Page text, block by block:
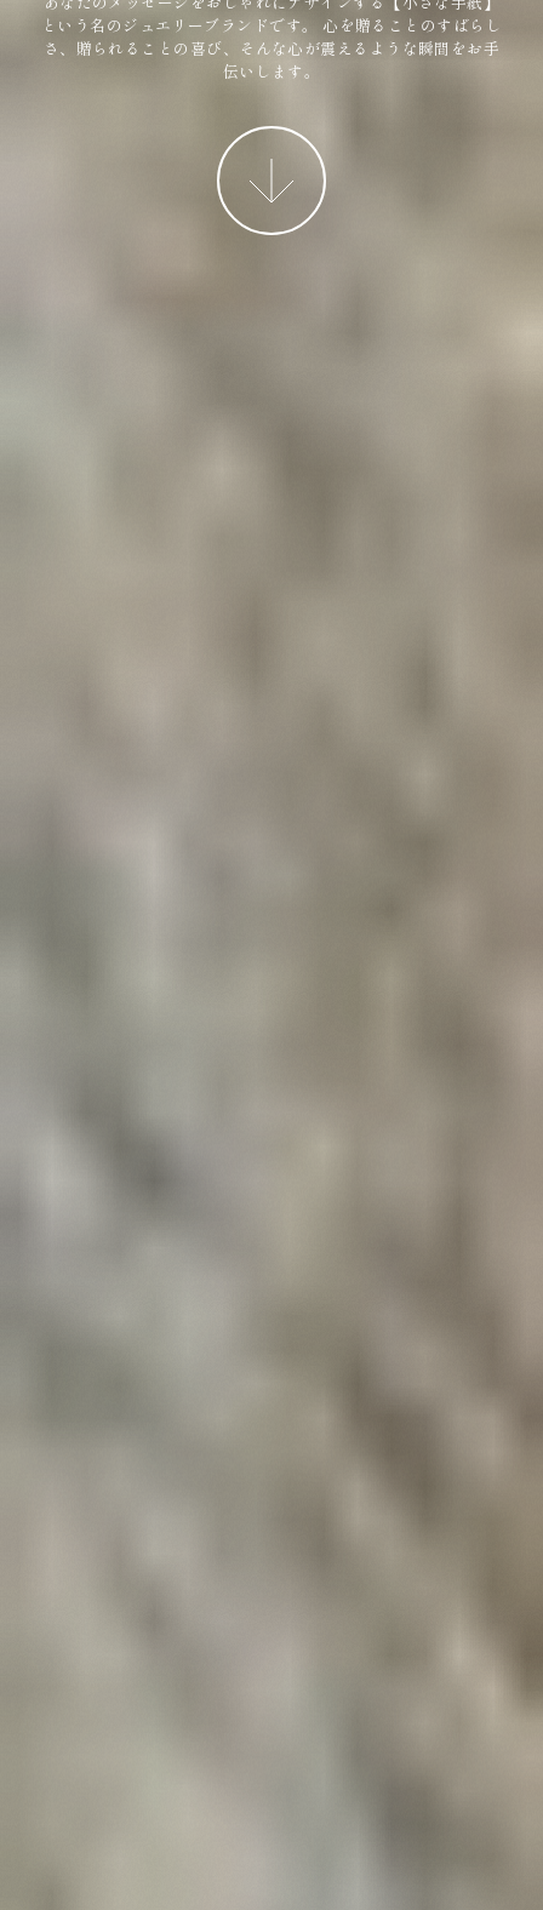
という名のジュエリーブランドです。
心を贈ることのすばらし
さ、贈られることの喜び、そんな心が震えるような瞬間をお手
伝いします。